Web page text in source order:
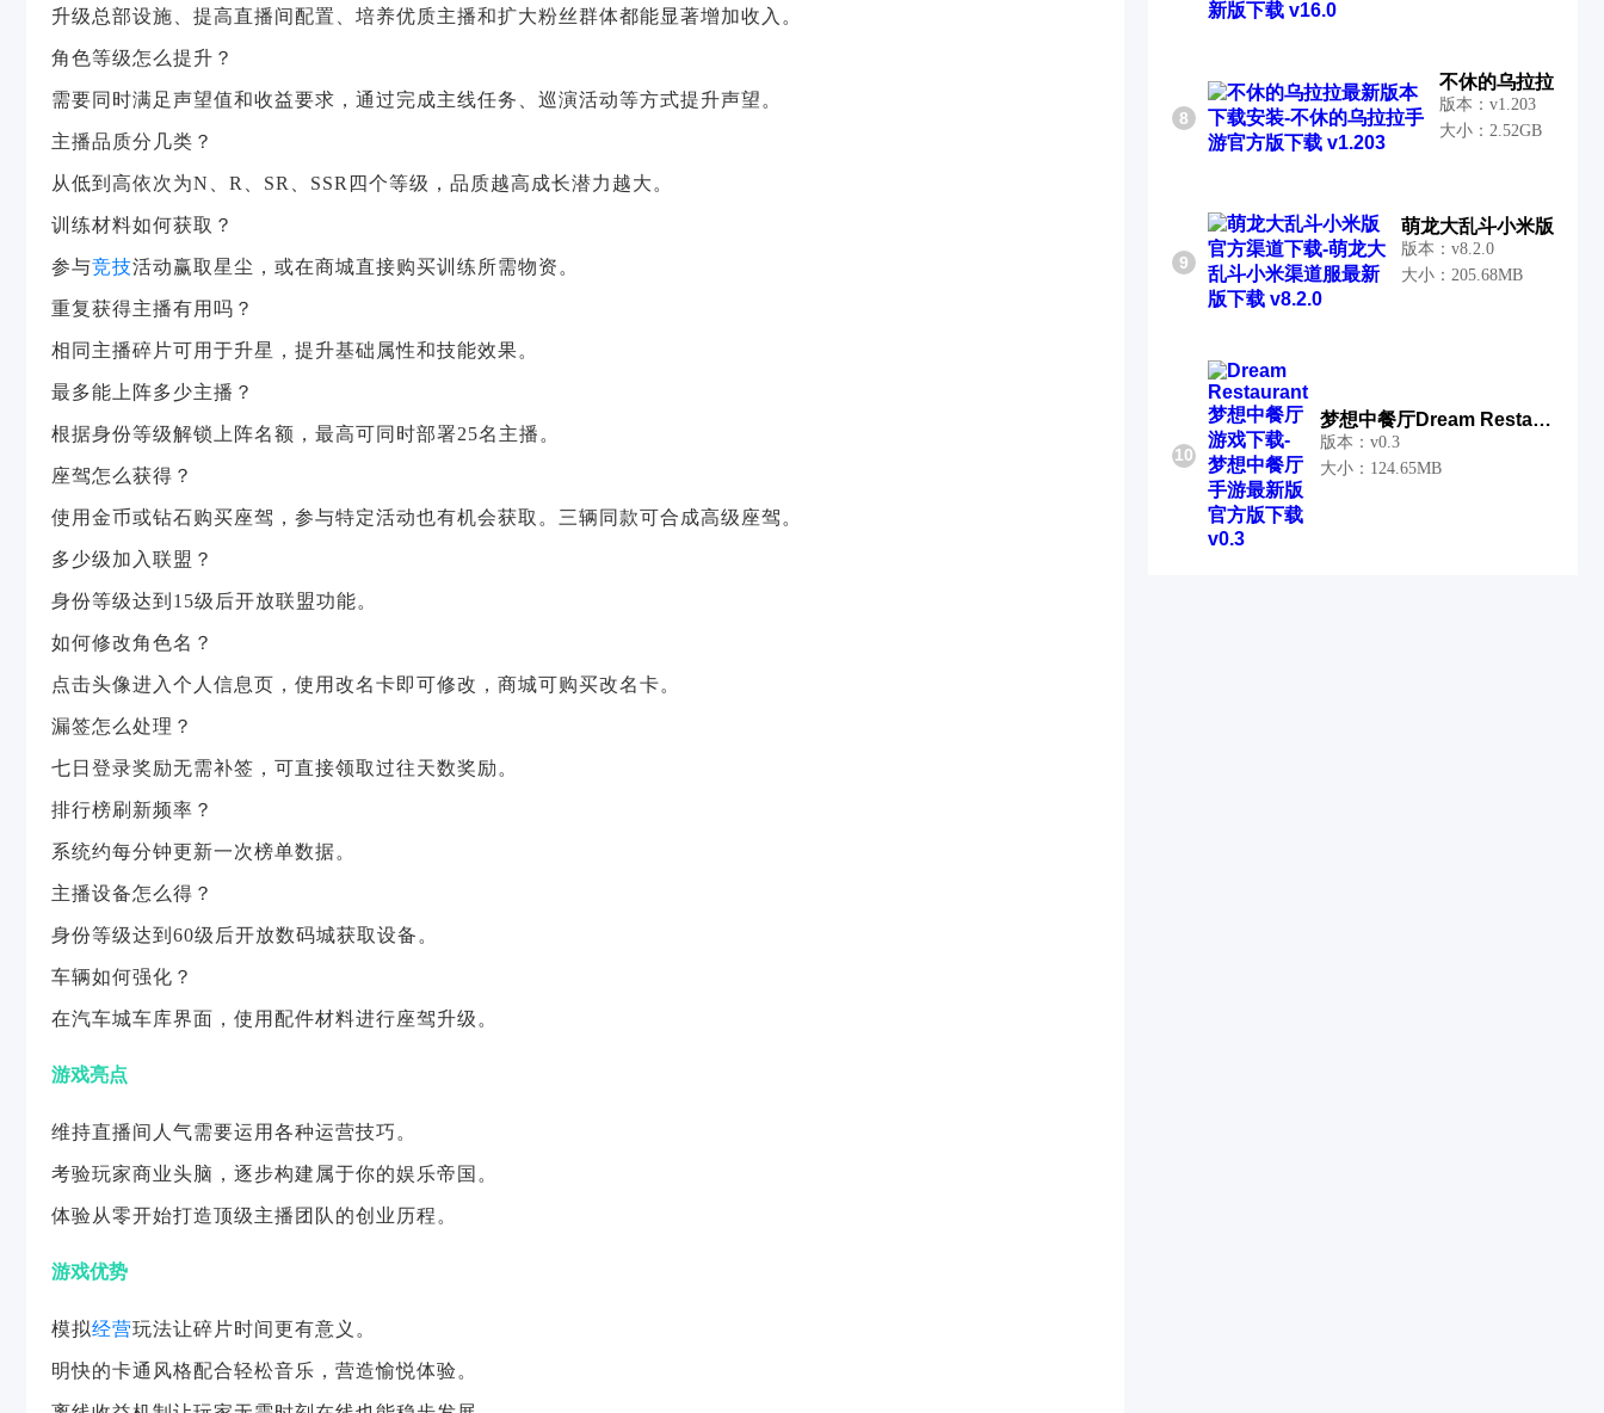
升级总部设施、提高直播间配置、培养优质主播和扩大粉丝群体都能显著增加收入。
角色等级怎么提升？
需要同时满足声望值和收益要求，通过完成主线任务、巡演活动等方式提升声望。
主播品质分几类？
从低到高依次为N、R、SR、SSR四个等级，品质越高成长潜力越大。
训练材料如何获取？
参与竞技活动赢取星尘，或在商城直接购买训练所需物资。
重复获得主播有用吗？
相同主播碎片可用于升星，提升基础属性和技能效果。
最多能上阵多少主播？
根据身份等级解锁上阵名额，最高可同时部署25名主播。
座驾怎么获得？
使用金币或钻石购买座驾，参与特定活动也有机会获取。三辆同款可合成高级座驾。
多少级加入联盟？
身份等级达到15级后开放联盟功能。
如何修改角色名？
点击头像进入个人信息页，使用改名卡即可修改，商城可购买改名卡。
漏签怎么处理？
七日登录奖励无需补签，可直接领取过往天数奖励。
排行榜刷新频率？
系统约每分钟更新一次榜单数据。
主播设备怎么得？
身份等级达到60级后开放数码城获取设备。
车辆如何强化？
在汽车城车库界面，使用配件材料进行座驾升级。
游戏亮点
维持直播间人气需要运用各种运营技巧。
考验玩家商业头脑，逐步构建属于你的娱乐帝国。
体验从零开始打造顶级主播团队的创业历程。
游戏优势
模拟经营玩法让碎片时间更有意义。
明快的卡通风格配合轻松音乐，营造愉悦体验。
8
不休的乌拉拉
版本：v1.203
大小：2.52GB
9
萌龙大乱斗小米版
版本：v8.2.0
大小：205.68MB
10
梦想中餐厅Dream Restaurant
版本：v0.3
大小：124.65MB